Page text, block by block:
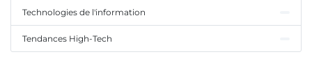
Technologies de l'information
Tendances High-Tech